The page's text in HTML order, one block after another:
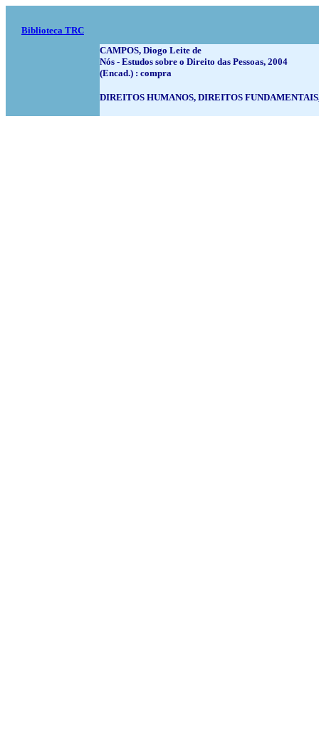
Biblioteca TRC
CAMPOS, Diogo Leite de
Nós - Estudos sobre o Direito das Pessoas, 2004
(Encad.) : compra
DIREITOS HUMANOS, DIREITOS